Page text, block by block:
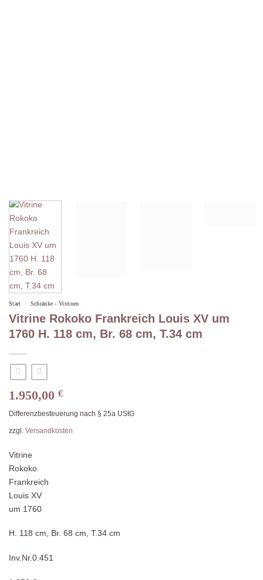
Start / Schränke - Vitrinen
Vitrine Rokoko Frankreich Louis XV um
1760 H. 118 cm, Br. 68 cm, T.34 cm
1.950,00 €
Differenzbesteuerung nach § 25a UStG
zzgl. Versandkosten
Vitrine
Rokoko
Frankreich
Louis XV
um 1760
H. 118 cm, Br. 68 cm, T.34 cm
Inv.Nr.0.451